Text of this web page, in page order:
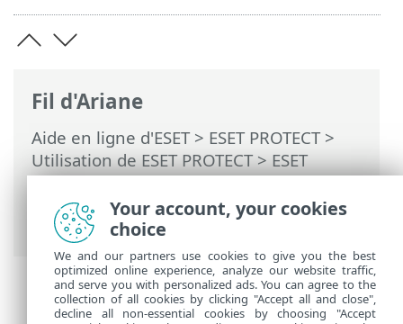
Fil d'Ariane
Aide en ligne d'ESET> ESET PROTECT>
Utilisation de ESET PROTECT>ESET
PROTECT Menu principal>Tâches>
Tâches client> Isoler l'ordinateur du
réseau
Your account, your cookies
choice
We and our partners use cookies to give you the best
optimized online experience, analyze our website traffic,
and serve you with personalized ads. You can agree to the
collection of all cookies by clicking "Accept all and close",
decline all non-essential cookies by choosing "Accept